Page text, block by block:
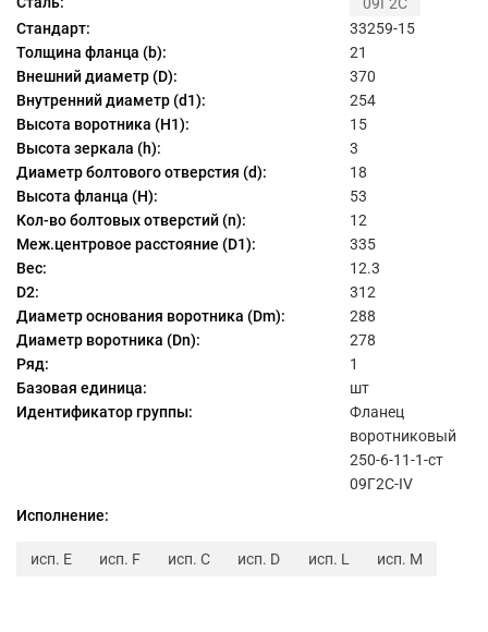
Стандарт:
33259-15
Толщина фланца (b):
21
Внешний диаметр (D):
370
Внутренний диаметр (d1):
254
Высота воротника (H1):
15
Высота зеркала (h):
3
Диаметр болтового отверстия (d):
18
Высота фланца (H):
53
Кол-во болтовых отверстий (n):
12
Меж.центровое расстояние (D1):
335
Вес:
12.3
D2:
312
Диаметр основания воротника (Dm):
288
Диаметр воротника (Dn):
278
Ряд:
1
Базовая единица:
шт
Идентификатор группы:
Фланец
воротниковый
250-6-11-1-ст
09Г2С-IV
Исполнение:
исп. E исп. F исп. C исп. D исп. L исп. M